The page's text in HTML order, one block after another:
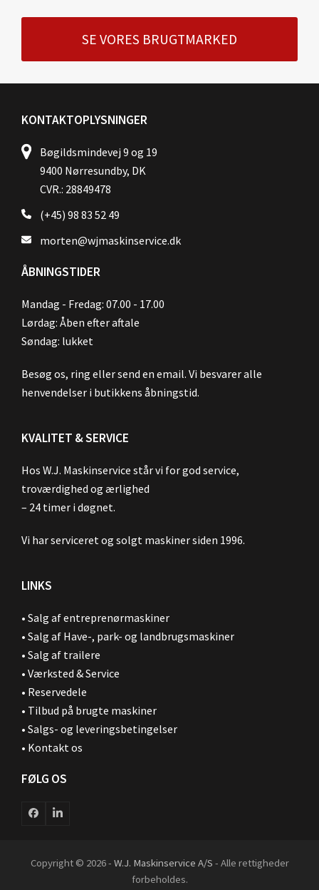
SE VORES BRUGTMARKED
KONTAKTOPLYSNINGER
Bøgildsmindevej 9 og 19
9400 Nørresundby, DK
CVR.: 28849478
(+45) 98 83 52 49
morten@wjmaskinservice.dk
ÅBNINGSTIDER
Mandag - Fredag: 07.00 - 17.00
Lørdag: Åben efter aftale
Søndag: lukket
Besøg os, ring eller send en email. Vi besvarer alle
henvendelser i butikkens åbningstid.
KVALITET & SERVICE
Hos W.J. Maskinservice står vi for god service,
troværdighed og ærlighed
– 24 timer i døgnet.
Vi har serviceret og solgt maskiner siden 1996.
LINKS
• Salg af entreprenørmaskiner
• Salg af Have-, park- og landbrugsmaskiner
• Salg af trailere
• Værksted & Service
• Reservedele
• Tilbud på brugte maskiner
• Salgs- og leveringsbetingelser
• Kontakt os
FØLG OS
FacebookLinkedIn
Copyright © 2026 - W.J. Maskinservice A/S - Alle rettigheder
forbeholdes.